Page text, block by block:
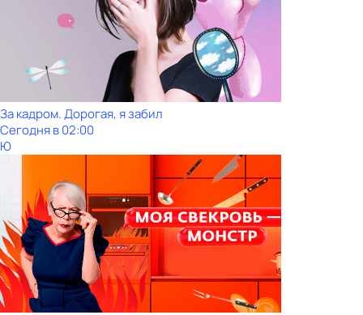
За кадром. Дорогая, я забил
Сегодня в 02:00
Ю